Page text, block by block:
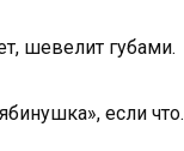
шевелит губами.
если что.